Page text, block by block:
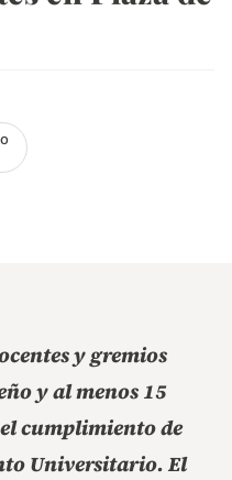
y gremios
y al menos 15
cumplimiento de
Universitario. El